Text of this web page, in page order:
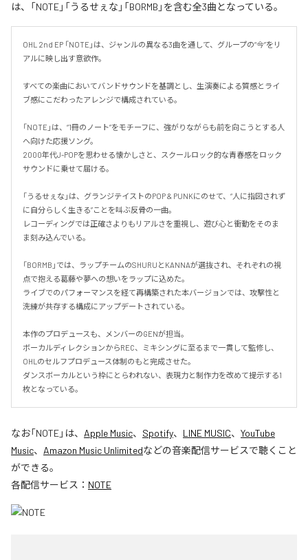
は、「NOTE」「うるせぇな」「BORMB」を含む全3曲となっている。
OHL 2nd EP 「NOTE」は、ジャンルの異なる3曲を通して、グループの“今”をリ
アルに映し出す意欲作。
すべての楽曲においてバンドサウンドを基調とし、生演奏による質感とライ
ブ感にこだわったアレンジで構成されている。
「NOTE」は、“1冊のノート”をモチーフに、強がりながらも前を向こうとする人
へ向けた応援ソング。
2000年代J-POPを思わせる懐かしさと、スクールロック的な青春感をロック
サウンドに乗せて届ける。
「うるせぇな」は、グランジテイストのPOP & PUNKにのせて、“人に指図されず
に自分らしく生きる”ことを叫ぶ反骨の一曲。
レコーディングでは正確さよりもリアルさを重視し、遊び心と衝動をそのま
ま刻み込んでいる。
「BORMB」では、ラップチームのSHURUとKANNAが選抜され、それぞれの視
点で抱える葛藤や夢への想いをラップに込めた。
ライブでのパフォーマンスを経て再構築された本バージョンでは、攻撃性と
洗練が共存する構成にアップデートされている。
本作のプロデュースも、メンバーのGENが担当。
ボーカルディレクションからREC、ミキシングに至るまで一貫して監修し、
OHLのセルフプロデュース体制のもと完成させた。
ダンスボーカルという枠にとらわれない、表現力と制作力を改めて提示する1
枚となっている。
なお「NOTE」は、 Apple Music、 Spotify、 LINE MUSIC、 YouTube
Music、 Amazon Music Unlimitedなどの音楽配信サービスで聴くこと
ができる。
各配信サービス： NOTE